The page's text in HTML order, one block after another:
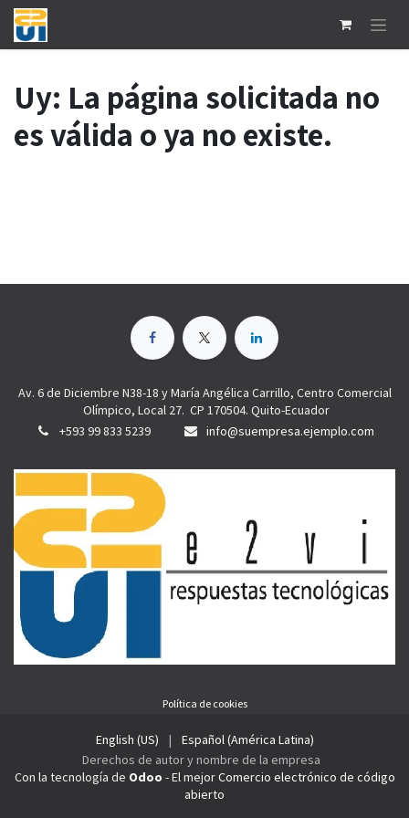
Ir al contenido
Uy: La página solicitada no
es válida o ya no existe.
Av. 6 de Diciembre N38-18 y María Angélica Carrillo, Centro Comercial
Olímpico, Local 27. CP 170504. Quito-Ecuador
+593 99 833 5239
info@suempresa.ejemplo.com
Política de cookies
Derechos de autor y nombre de la empresa
English (US) | Español (América Latina)
Con la tecnología de Odoo - El mejorComercio electrónico de código
abierto